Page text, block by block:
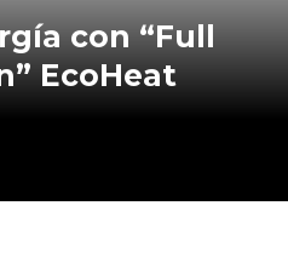
EcoHeat